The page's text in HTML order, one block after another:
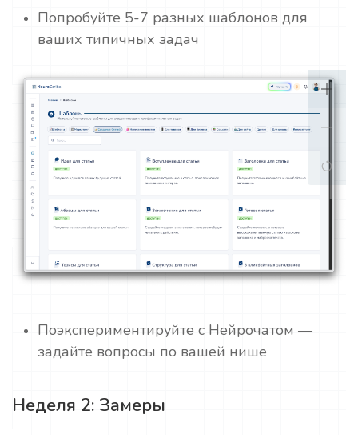
Попробуйте 5-7 разных шаблонов для
ваших типичных задач
Поэкспериментируйте с Нейрочатом —
задайте вопросы по вашей нише
Неделя 2: Замеры